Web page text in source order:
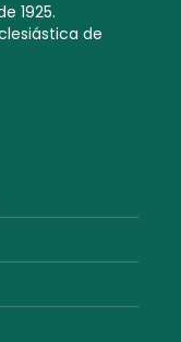
1925.
de